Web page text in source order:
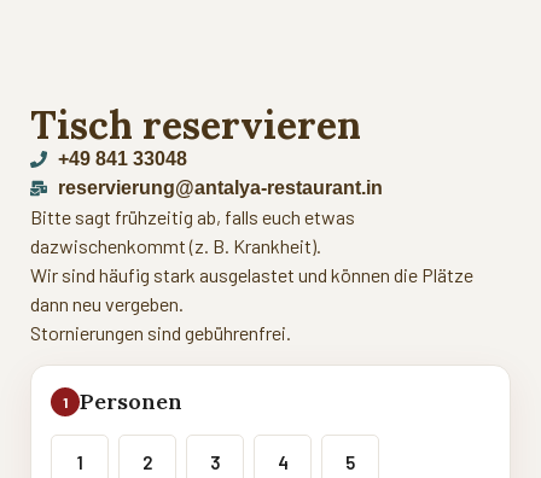
Tisch reservieren
+49 841 33048
reservierung@antalya-restaurant.in
Bitte sagt frühzeitig ab, falls euch etwas
dazwischenkommt (z. B. Krankheit).
Wir sind häufig stark ausgelastet und können die Plätze
dann neu vergeben.
Stornierungen sind gebührenfrei.
1 Personen
1 2 3 4 5